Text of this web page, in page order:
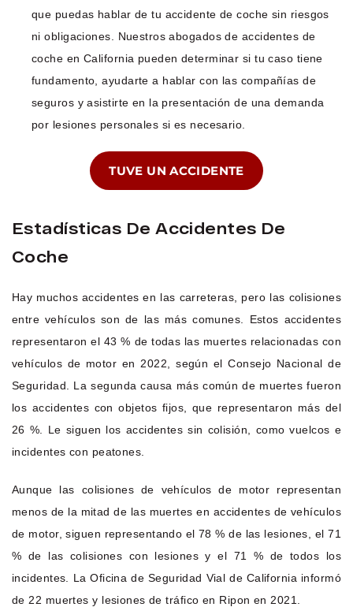
que puedas hablar de tu accidente de coche sin riesgos
ni obligaciones. Nuestros abogados de accidentes de
coche en California pueden determinar si tu caso tiene
fundamento, ayudarte a hablar con las compañías de
seguros y asistirte en la presentación de una demanda
por lesiones personales si es necesario.
TUVE UN ACCIDENTE
Estadísticas De Accidentes De
Coche
Hay muchos accidentes en las carreteras, pero las colisiones
entre vehículos son de las más comunes. Estos accidentes
representaron el 43 % de todas las muertes relacionadas con
vehículos de motor en 2022, según el Consejo Nacional de
Seguridad. La segunda causa más común de muertes fueron
los accidentes con objetos fijos, que representaron más del
26 %. Le siguen los accidentes sin colisión, como vuelcos e
incidentes con peatones.
Aunque las colisiones de vehículos de motor representan
menos de la mitad de las muertes en accidentes de vehículos
de motor, siguen representando el 78 % de las lesiones, el 71
% de las colisiones con lesiones y el 71 % de todos los
incidentes. La Oficina de Seguridad Vial de California informó
de 22 muertes y lesiones de tráfico en Ripon en 2021.